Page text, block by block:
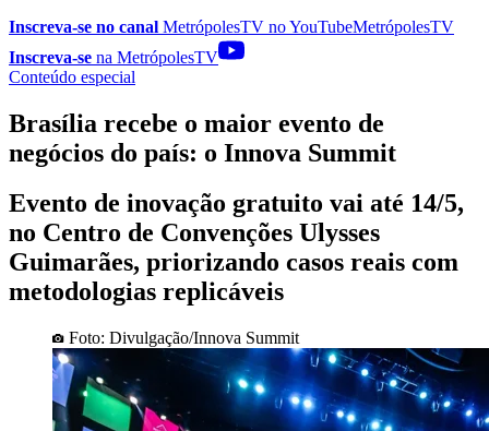
Inscreva-se no canal MetrópolesTV noYouTubeMetrópolesTV
Inscreva-se na MetrópolesTV
Conteúdo especial
Brasília recebe o maior evento de
negócios do país: o Innova Summit
Evento de inovação gratuito vai até 14/5,
no Centro de Convenções Ulysses
Guimarães, priorizando casos reais com
metodologias replicáveis
Foto: Divulgação/Innova Summit